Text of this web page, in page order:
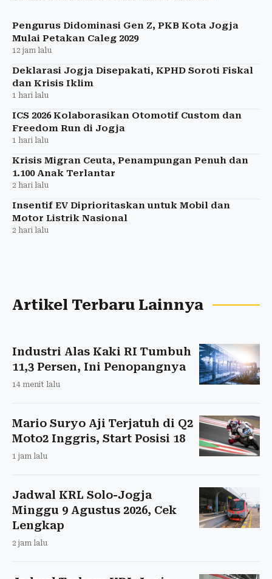
Pengurus Didominasi Gen Z, PKB Kota Jogja
Mulai Petakan Caleg 2029
12 jam lalu
Deklarasi Jogja Disepakati, KPHD Soroti Fiskal
dan Krisis Iklim
1 hari lalu
ICS 2026 Kolaborasikan Otomotif Custom dan
Freedom Run di Jogja
1 hari lalu
Krisis Migran Ceuta, Penampungan Penuh dan
1.100 Anak Terlantar
2 hari lalu
Insentif EV Diprioritaskan untuk Mobil dan
Motor Listrik Nasional
2 hari lalu
Artikel Terbaru Lainnya
Industri Alas Kaki RI Tumbuh
11,3 Persen, Ini Penopangnya
14 menit lalu
Mario Suryo Aji Terjatuh di Q2
Moto2 Inggris, Start Posisi 18
1 jam lalu
Jadwal KRL Solo-Jogja
Minggu 9 Agustus 2026, Cek
Lengkap
2 jam lalu